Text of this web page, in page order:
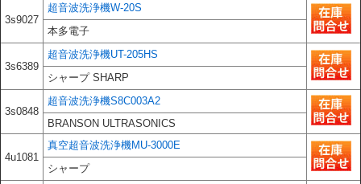
3s9027
超音波洗浄機W-20S
本多電子
3s6389
超音波洗浄機UT-205HS
シャープ SHARP
3s0848
超音波洗浄機S8C003A2
BRANSON ULTRASONICS
4u1081
真空超音波洗浄機MU-3000E
シャープ